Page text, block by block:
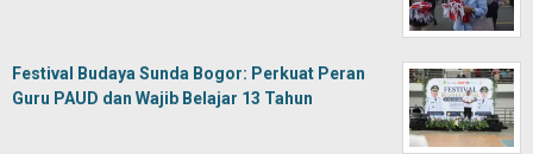
Festival Budaya Sunda Bogor: Perkuat Peran
Guru PAUD dan Wajib Belajar 13 Tahun